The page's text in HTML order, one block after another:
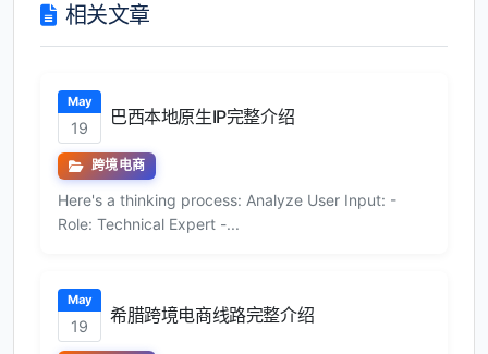
相关文章
May
19
巴西本地原生IP完整介绍
跨境电商
Here's a thinking process: Analyze User Input: -
Role: Technical Expert -...
May
19
希腊跨境电商线路完整介绍